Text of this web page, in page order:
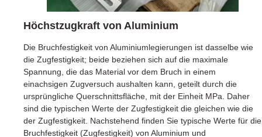
Höchstzugkraft von Aluminium
Die Bruchfestigkeit von Aluminiumlegierungen ist dasselbe wie
die Zugfestigkeit; beide beziehen sich auf die maximale
Spannung, die das Material vor dem Bruch in einem
einachsigen Zugversuch aushalten kann, geteilt durch die
ursprüngliche Querschnittsfläche, mit der Einheit MPa. Daher
sind die typischen Werte der Zugfestigkeit die gleichen wie die
der Zugfestigkeit. Nachstehend finden Sie typische Werte für die
Bruchfestigkeit (Zugfestigkeit) von Aluminium und